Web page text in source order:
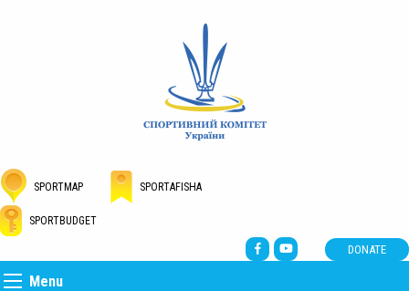
SPORTMAP SPORTAFISHA
SPORTBUDGET
DONATE
Menu